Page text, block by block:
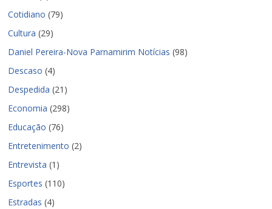
Cotidiano (79)
Cultura (29)
Daniel Pereira-Nova Parnamirim Notícias (98)
Descaso (4)
Despedida (21)
Economia (298)
Educação (76)
Entretenimento (2)
Entrevista (1)
Esportes (110)
Estradas (4)